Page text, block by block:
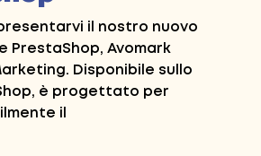
il nostro nuovo
PrestaShop, Avomark
Disponibile sullo
è progettato per
il